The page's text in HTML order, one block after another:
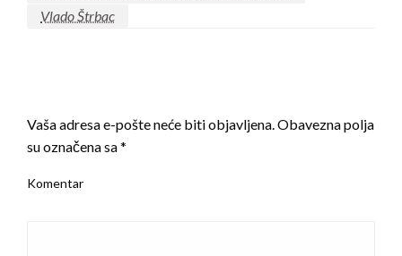
Vlado Štrbac
Vaša adresa e-pošte neće biti objavljena.Obavezna polja
su označena sa*
Komentar